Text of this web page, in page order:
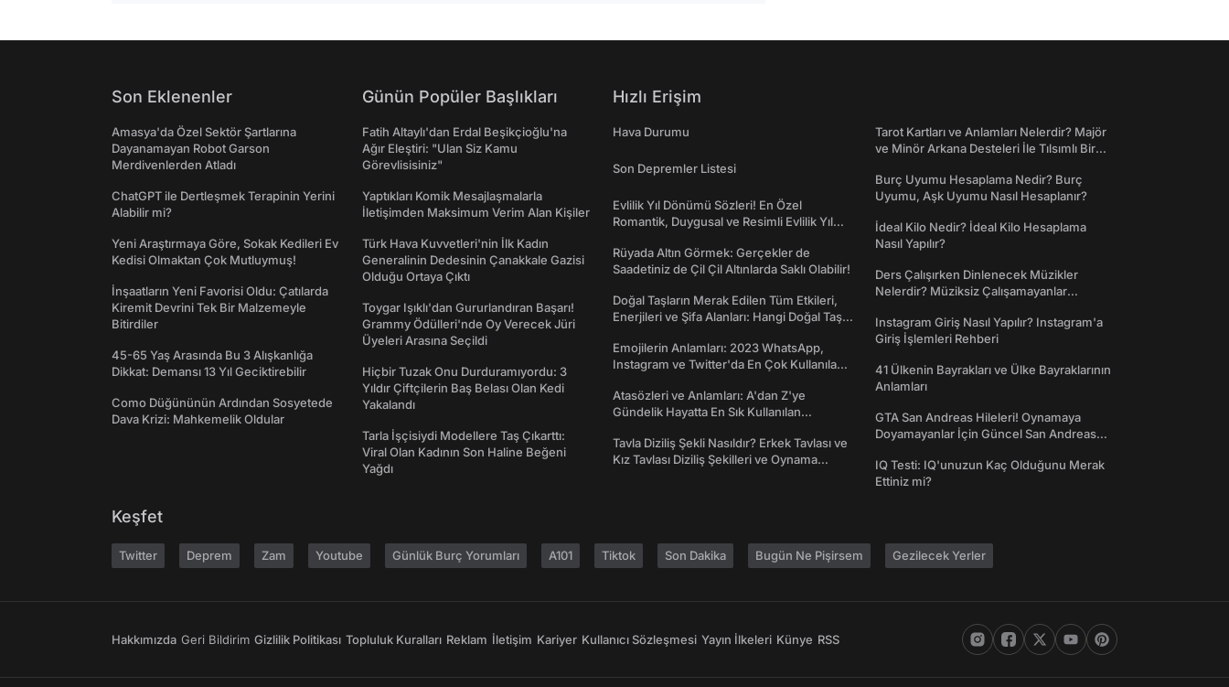
Son Eklenenler
Amasya'da Özel Sektör Şartlarına
Dayanamayan Robot Garson
Merdivenlerden Atladı
ChatGPT ile Dertleşmek Terapinin Yerini
Alabilir mi?
Yeni Araştırmaya Göre, Sokak Kedileri Ev
Kedisi Olmaktan Çok Mutluymuş!
İnşaatların Yeni Favorisi Oldu: Çatılarda
Kiremit Devrini Tek Bir Malzemeyle
Bitirdiler
45-65 Yaş Arasında Bu 3 Alışkanlığa
Dikkat: Demansı 13 Yıl Geciktirebilir
Como Düğününün Ardından Sosyetede
Dava Krizi: Mahkemelik Oldular
Günün Popüler Başlıkları
Fatih Altaylı'dan Erdal Beşikçioğlu'na
Ağır Eleştiri: "Ulan Siz Kamu
Görevlisisiniz"
Yaptıkları Komik Mesajlaşmalarla
İletişimden Maksimum Verim Alan Kişiler
Türk Hava Kuvvetleri'nin İlk Kadın
Generalinin Dedesinin Çanakkale Gazisi
Olduğu Ortaya Çıktı
Toygar Işıklı'dan Gururlandıran Başarı!
Grammy Ödülleri'nde Oy Verecek Jüri
Üyeleri Arasına Seçildi
Hiçbir Tuzak Onu Durduramıyordu: 3
Yıldır Çiftçilerin Baş Belası Olan Kedi
Yakalandı
Tarla İşçisiydi Modellere Taş Çıkarttı:
Viral Olan Kadının Son Haline Beğeni
Yağdı
Hızlı Erişim
Hava Durumu
Son Depremler Listesi
Evlilik Yıl Dönümü Sözleri! En Özel
Romantik, Duygusal ve Resimli Evlilik Yıl
Rüyada Altın Görmek: Gerçekler de
Saadetiniz de Çil Çil Altınlarda Saklı Olabilir!
Doğal Taşların Merak Edilen Tüm Etkileri,
Enerjileri ve Şifa Alanları: Hangi Doğal Taş
Emojilerin Anlamları: 2023 WhatsApp,
Instagram ve Twitter'da En Çok Kullanılan
Atasözleri ve Anlamları: A'dan Z'ye
Gündelik Hayatta En Sık Kullanılan
Tavla Diziliş Şekli Nasıldır? Erkek Tavlası ve
Kız Tavlası Diziliş Şekilleri ve Oynama
Tarot Kartları ve Anlamları Nelerdir? Majör
ve Minör Arkana Desteleri İle Tılsımlı Bir
Burç Uyumu Hesaplama Nedir? Burç
Uyumu, Aşk Uyumu Nasıl Hesaplanır?
İdeal Kilo Nedir? İdeal Kilo Hesaplama
Nasıl Yapılır?
Ders Çalışırken Dinlenecek Müzikler
Nelerdir? Müziksiz Çalışamayanlar
Instagram Giriş Nasıl Yapılır? Instagram'a
Giriş İşlemleri Rehberi
41 Ülkenin Bayrakları ve Ülke Bayraklarının
Anlamları
GTA San Andreas Hileleri! Oynamaya
Doyamayanlar İçin Güncel San Andreas
IQ Testi: IQ'unuzun Kaç Olduğunu Merak
Ettiniz mi?
Keşfet
Twitter Deprem Zam Youtube Günlük Burç Yorumları A101 Tiktok Son Dakika Bugün Ne Pişirsem Gezilecek Yerler
Hakkımızda Geri Bildirim Gizlilik Politikası Topluluk Kuralları Reklam İletişim Kariyer Kullanıcı Sözleşmesi Yayın İlkeleri Künye RSS